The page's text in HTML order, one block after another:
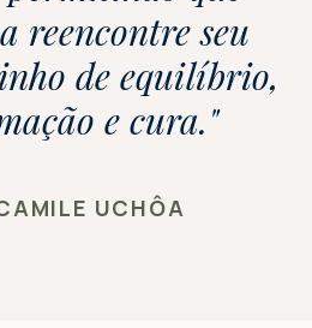
reencontre seu
de equilíbrio,
e cura."
UCHÔA